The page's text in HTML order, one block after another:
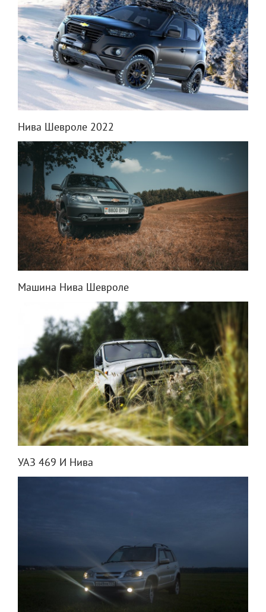
Нива Шевроле 2022
Машина Нива Шевроле
УАЗ 469 И Нива